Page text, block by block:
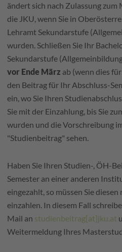
ändert sich nach Zulassung
die JKU, wenn Sie in
Lehramt Sekundarstufe
wurden. Schließen Sie Ihr
Sekundarstufe
vor Ende März ab (wenn dies
den Beitrag für Ihr Abschluss-
ein, wo Sie Ihren
Sie mit der Einzahlung, bis Sie
wurden und die Vorschreibung
"Studienbeitrag" sehen.
Haben Sie Ihren Studien-, ÖH-
Semester an einer anderen
eingezahlt, so müssen Sie
einzahlen. In diesem Fall
Mail an studienbeitrag[at]jku.at
Weitermeldung Ihres